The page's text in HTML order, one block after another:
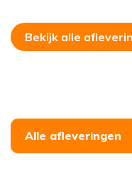
Bekijk alle
Alle afleveringen